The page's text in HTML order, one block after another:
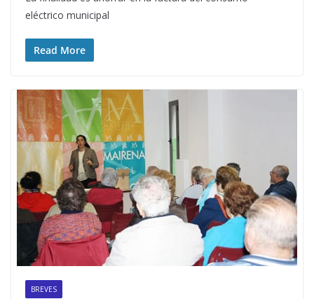
eléctrico municipal
Read More
BREVES